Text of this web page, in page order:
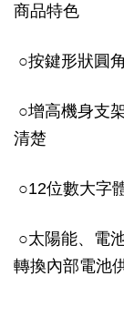
商品特色
○按鍵形狀圓
○增高機身支
清楚
○12位數大字
○太陽能、電
轉換內部電池